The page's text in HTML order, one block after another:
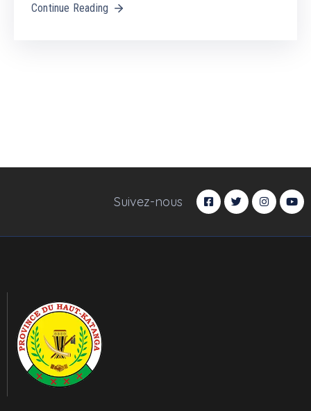
Continue Reading
Suivez-nous